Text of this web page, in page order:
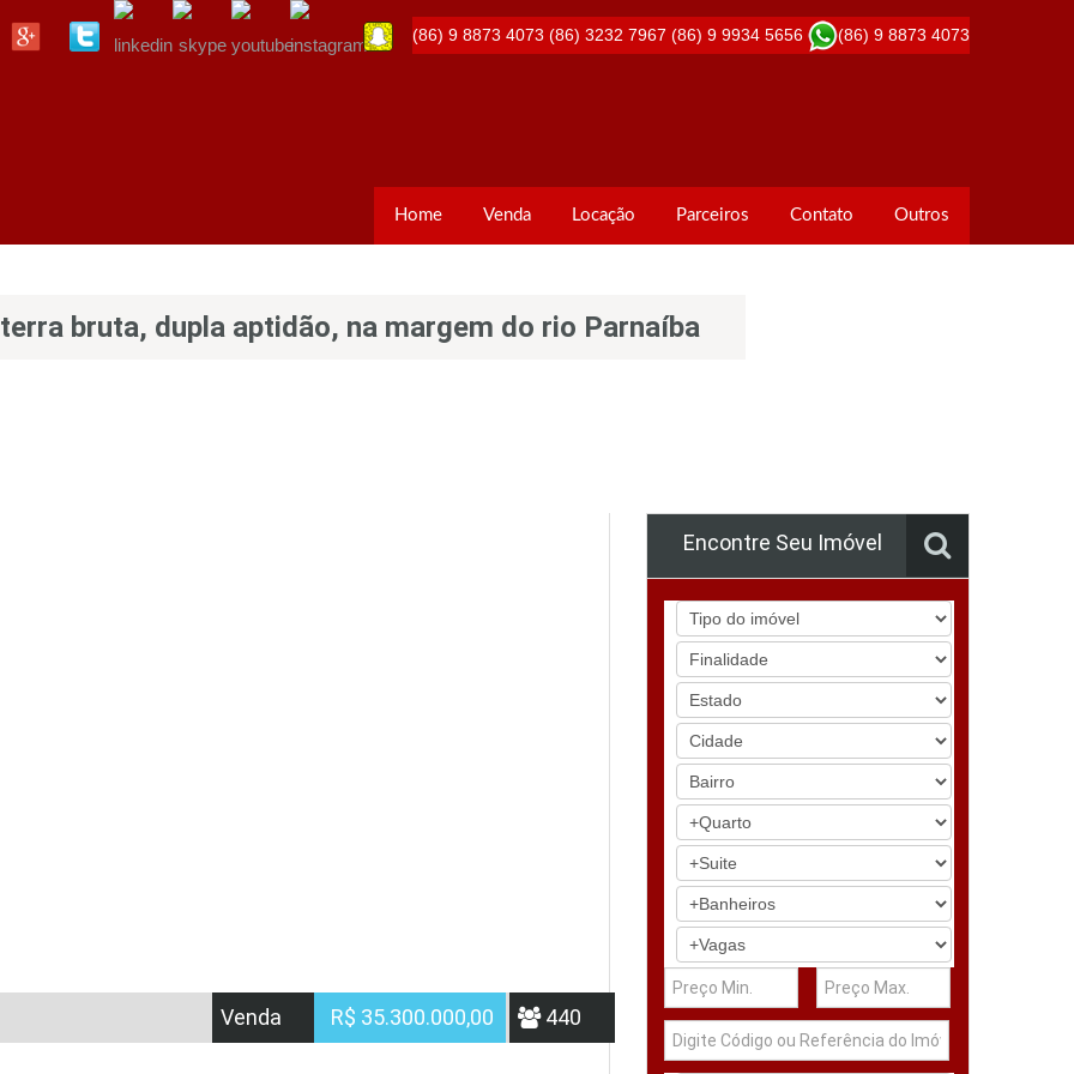
(86) 9 8873 4073 (86) 3232 7967 (86) 9 9934 5656 (86) 9 8873 4073
Home Venda Locação Parceiros Contato Outros
bruta, dupla aptidão, na margem do rio Parnaíba
Venda R$ 35.300.000,00 440
Encontre Seu Imóvel